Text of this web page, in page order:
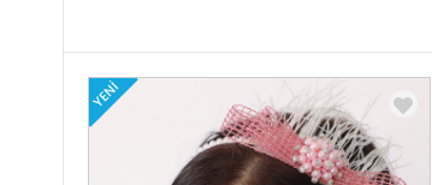
YENI